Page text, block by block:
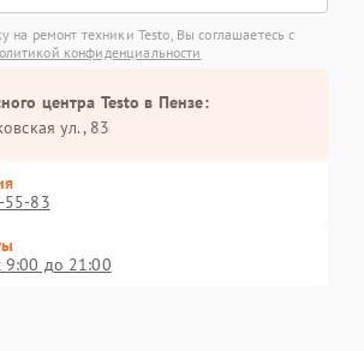
на ремонт техники Testo, Вы соглашаетесь с
конфиденциальности
центра Testo в Пензе:
ул., 83
55-83
9:00 до 21:00